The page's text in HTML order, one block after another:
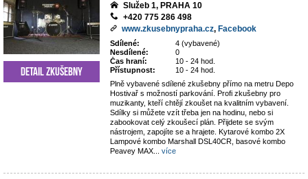
Služeb 1, PRAHA 10
+420 775 286 498
www.zkusebnypraha.cz, Facebook
Sdílené:
4 (vybavené)
Nesdílené:
0
Čas hraní:
10 - 24 hod.
Přístupnost:
10 - 24 hod.
Plně vybavené sdílené zkušebny přímo na metru Depo
Hostivař s možností parkování. Profi zkušebny pro
muzikanty, kteří chtějí zkoušet na kvalitním vybavení.
Sdílky si můžete vzít třeba jen na hodinu, nebo si
zabookovat celý zkoušecí plán. Přijdete se svým
nástrojem, zapojíte se a hrajete. Kytarové kombo 2X
Lampové kombo Marshall DSL40CR, basové kombo
Peavey MAX
více
Detail zkušebny